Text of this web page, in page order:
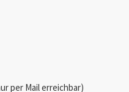
per Mail erreichbar)